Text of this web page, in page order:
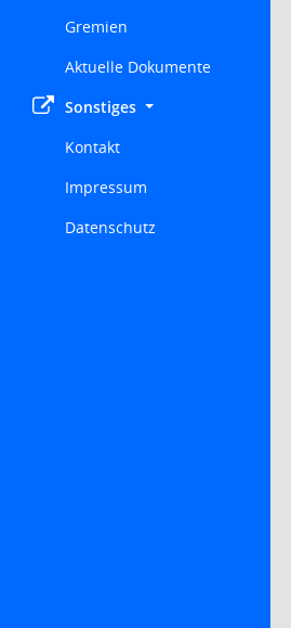
Gremien
Aktuelle Dokumente
Sonstiges
Kontakt
Impressum
Datenschutz